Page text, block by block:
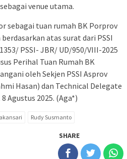
venue utama.
sebagai tuan rumah BK Porprov
atas surat dari PSSI
PSSI- JBR/ UD/950/VIII-2025
Perihal Tuan Rumah BK
oleh Sekjen PSSI Asprov
Hasan) dan Technical Delegate
Agustus 2025. (Aga*)
Rudy Susmanto
SHARE